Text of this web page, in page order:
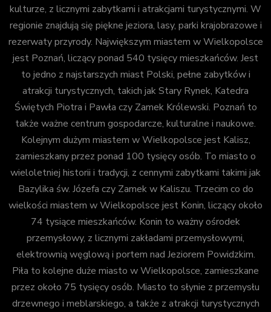
kulturze, z licznymi zabytkami i atrakcjami turystycznymi. W
regionie znajdują się piękne jeziora, lasy, parki krajobrazowe i
rezerwaty przyrody. Największym miastem w Wielkopolsce
jest Poznań, liczący ponad 540 tysięcy mieszkańców. Jest
to jedno z najstarszych miast Polski, pełne zabytków i
atrakcji turystycznych, takich jak Stary Rynek, Katedra
Świętych Piotra i Pawła czy Zamek Królewski. Poznań to
także ważne centrum gospodarcze, kulturalne i naukowe.
Kolejnym dużym miastem w Wielkopolsce jest Kalisz,
zamieszkany przez ponad 100 tysięcy osób. To miasto o
wieloletniej historii i tradycji, z cennymi zabytkami takimi jak
Bazylika św. Józefa czy Zamek w Kaliszu. Trzecim co do
wielkości miastem w Wielkopolsce jest Konin, liczący około
74 tysiące mieszkańców. Konin to ważny ośrodek
przemysłowy, z licznymi zakładami przemysłowymi,
elektrownią węglową i portem nad Jeziorem Powidzkim.
Piła to kolejne duże miasto w Wielkopolsce, zamieszkane
przez około 75 tysięcy osób. Miasto to słynie z przemysłu
drzewnego i meblarskiego, a także z atrakcji turystycznych